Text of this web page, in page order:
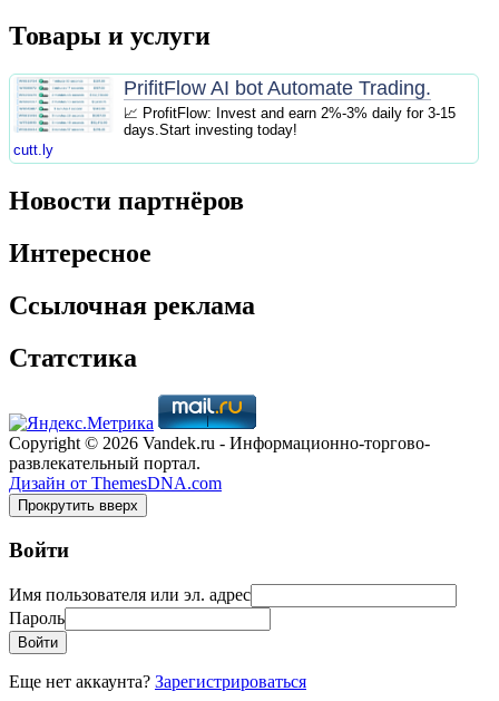
Товары и услуги
PrifitFlow AI bot Automate Trading.
📈 ProfitFlow: Invest and earn 2%-3% daily for 3-15
days.Start investing today!
cutt.ly
Новости партнёров
Интересное
Ссылочная реклама
Статстика
Copyright © 2026 Vandek.ru - Информационно-торгово-
развлекательный портал.
Дизайн от ThemesDNA.com
Прокрутить вверх
Войти
Имя пользователя или эл. адрес
Пароль
Войти
Еще нет аккаунта? Зарегистрироваться